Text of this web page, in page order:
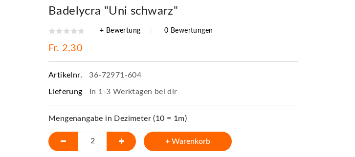
Badelycra "Uni schwarz"
+ Bewertung 0 Bewertungen
Fr. 2,30
Artikelnr. 36-72971-604
Lieferung In 1-3 Werktagen bei dir
Mengenangabe in Dezimeter (10 = 1m)
+ Warenkorb